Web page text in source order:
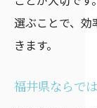
口コ
初め
選ぶことで、
きます。
福井県ならで